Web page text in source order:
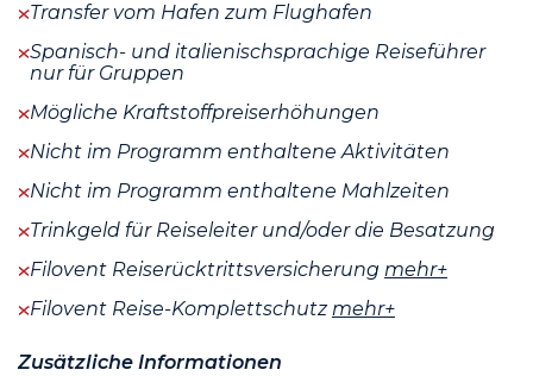
Transfer vom Hafen zum Flughafen
Spanisch- und italienischsprachige Reiseführer
nur für Gruppen
Mögliche Kraftstoffpreiserhöhungen
Nicht im Programm enthaltene Aktivitäten
Nicht im Programm enthaltene Mahlzeiten
Trinkgeld für Reiseleiter und/oder die Besatzung
Filovent Reiserücktrittsversicherung mehr+
Filovent Reise-Komplettschutzmehr+
Zusätzliche Informationen